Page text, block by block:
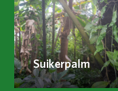
Suikerpalm